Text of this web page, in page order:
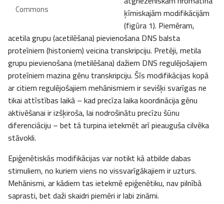
Commons
ķīmiskajām modifikācijām
(figūra 1). Piemēram,
acetila grupu (acetilēšana) pievienošana DNS balsta
proteīniem (histoniem) veicina transkripciju. Pretēji, metila
grupu pievienošana (metilēšana) dažiem DNS regulējošajiem
proteīniem mazina gēnu transkripciju. Šīs modifikācijas kopā
ar citiem regulējošajiem mehānismiem ir sevišķi svarīgas ne
tikai attīstības laikā – kad precīza laika koordinācija gēnu
aktivēšanai ir izšķiroša, lai nodrošinātu precīzu šūnu
diferenciāciju – bet tā turpina ietekmēt arī pieauguša cilvēka
stāvokli.
Epiģenētiskās modifikācijas var notikt kā atbilde dabas
stimuliem, no kuriem viens no vissvarīgākajiem ir uzturs.
Mehānismi, ar kādiem tas ietekmē epiģenētiku, nav pilnībā
saprasti, bet daži skaidri piemēri ir labi zināmi.